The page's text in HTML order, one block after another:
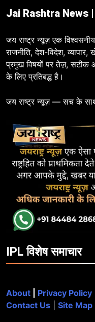
Jai Rashtra News |
जय राष्ट्र न्यूज़ एक
राजनीति, देश-विदेश,
प्रमुख विषयों पर तेज़, सटीक
के लिए प्रतिबद्ध है।
जय राष्ट्र न्यूज़ — सच के
IPL विशेष समाचार
About Privacy Policy
Contact Us
Site Map